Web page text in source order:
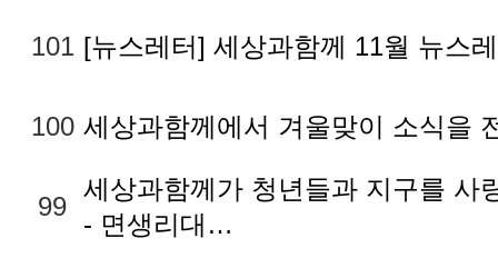
101 [뉴스레터] 세상과함께 11월 뉴스
100 세상과함께에서 겨울맞이 소식을
99
세상과함께가 청년들과 지구를 사
- 면생리대…